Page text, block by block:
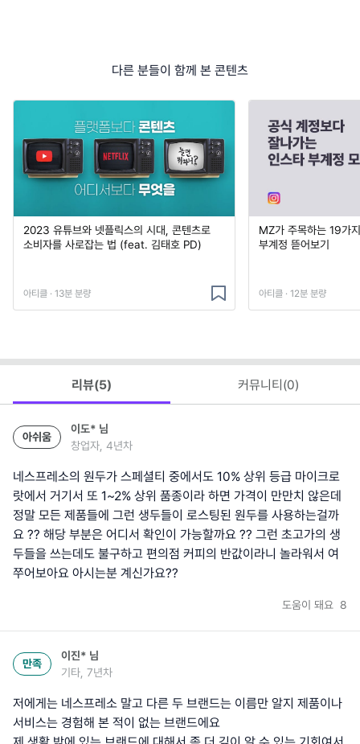
다른 분들이 함께 본 콘텐츠
2023 유튜브와 넷플릭스의 시대, 콘텐츠로
소비자를 사로잡는 법 (feat. 김태호 PD)
아티클 · 13분 분량
MZ가 주목하는 19가
부계정 뜯어보기
아티클 · 12분 분량
리뷰(5) 커뮤니티(0)
아쉬움
이도* 님
창업자, 4년차
네스프레소의 원두가 스페셜티 중에서도 10% 상위 등급 마이크로
랏에서 거기서 또 1~2% 상위 품종이라 하면 가격이 만만치 않은데
정말 모든 제품들에 그런 생두들이 로스팅된 원두를 사용하는걸까
요 ?? 해당 부분은 어디서 확인이 가능할까요 ?? 그런 초고가의 생
두들을 쓰는데도 불구하고 편의점 커피의 반값이라니 놀라워서 여
쭈어보아요 아시는분 계신가요??
도움이 돼요 8
만족
이진* 님
기타, 7년차
저에게는 네스프레소 말고 다른 두 브랜드는 이름만 알지 제품이나
서비스는 경험해 본 적이 없는 브랜드에요